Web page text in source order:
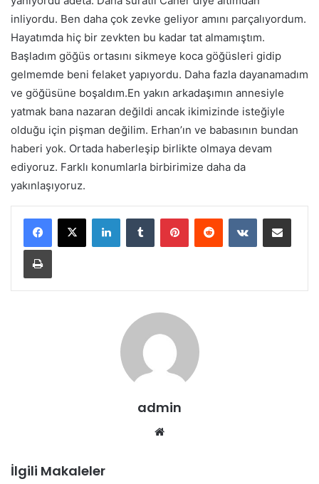
inliyordu. Ben daha çok zevke geliyor amını parçalıyordum.
Hayatımda hiç bir zevkten bu kadar tat almamıştım.
Başladım göğüs ortasını sikmeye koca göğüsleri gidip
gelmemde beni felaket yapıyordu. Daha fazla dayanamadım
ve göğüsüne boşaldım.En yakın arkadaşımın annesiyle
yatmak bana nazaran değildi ancak ikimizinde isteğiyle
olduğu için pişman değilim. Erhan’ın ve babasının bundan
haberi yok. Ortada haberleşip birlikte olmaya devam
ediyoruz. Farklı konumlarla birbirimize daha da
yakınlaşıyoruz.
LinkedInTumblr PinterestReddit VKontakteE-Posta ile paylaş
Yazdır
admin
İlgili Makaleler